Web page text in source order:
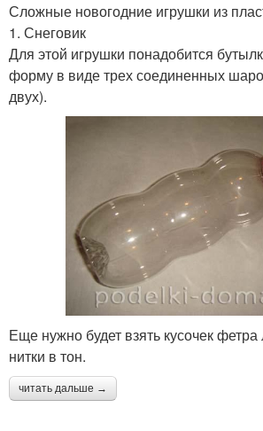
Сложные новогодние игрушки из
1. Снеговик
Для этой игрушки понадобится
форму в виде трех соединенных
двух).
Еще нужно будет взять кусочек фетра
нитки в тон.
читать дальше →